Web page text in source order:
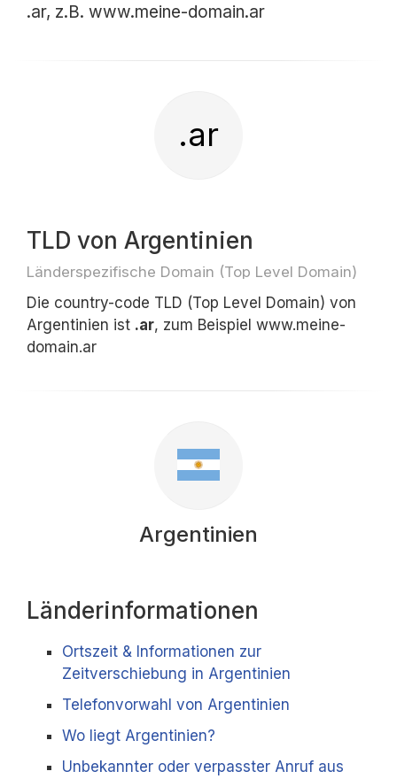
.ar, z.B. www.meine-domain.ar
.ar
TLD von Argentinien
Länderspezifische Domain (Top Level Domain)
Die country-code TLD (Top Level Domain) von
Argentinien ist .ar, zum Beispiel www.meine-
domain.ar
Argentinien
Länderinformationen
Ortszeit & Informationen zur
Zeitverschiebung in Argentinien
Telefonvorwahl von Argentinien
Wo liegt Argentinien?
Unbekannter oder verpasster Anruf aus